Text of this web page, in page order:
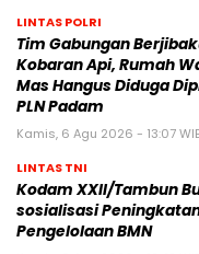
LINTAS POLRI
Tim Gabungan
Kobaran Api, Rumah
Mas Hangus Diduga
PLN Padam
Kamis, 6 Agu 2026 - 13:07
LINTAS TNI
Kodam XXII/Tambun
sosialisasi
Pengelolaan BMN